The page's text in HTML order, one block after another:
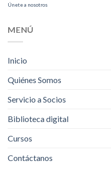
Únete a nosotros
MENÚ
Inicio
Quiénes Somos
Servicio a Socios
Biblioteca digital
Cursos
Contáctanos